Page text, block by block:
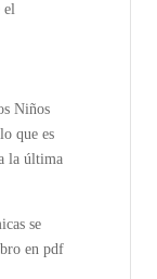
el
Niños
que es
la última
se
en pdf